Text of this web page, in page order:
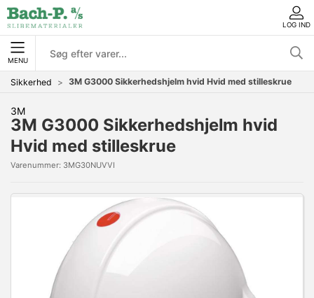
LOG IND
MENU
Sikkerhed 3M G3000 Sikkerhedshjelm hvid Hvid med stilleskrue
3M
3M G3000 Sikkerhedshjelm hvid
Hvid med stilleskrue
Varenummer: 3MG30NUVVI